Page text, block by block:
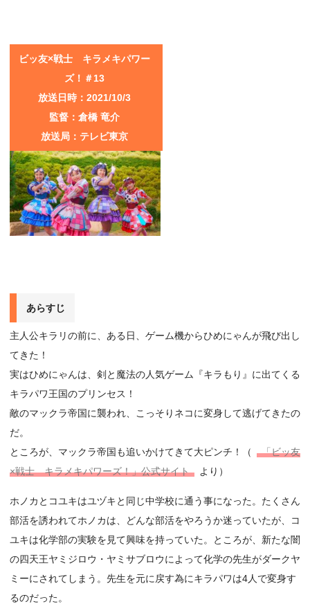
ビッ友×戦士 キラメキパワー
ズ！＃13
放送日時：2021/10/3
監督：倉橋 竜介
放送局：テレビ東京
あらすじ
主人公キラリの前に、ある日、ゲーム機からひめにゃんが飛び出し
てきた！
実はひめにゃんは、剣と魔法の人気ゲーム『キラもり』に出てくる
キラパワ王国のプリンセス！
敵のマックラ帝国に襲われ、こっそりネコに変身して逃げてきたの
だ。
ところが、マックラ帝国も追いかけてきて大ピンチ！（
「ビッ友
×戦士 キラメキパワーズ！」公式サイト
より）
ホノカとコユキはユヅキと同じ中学校に通う事になった。たくさん
部活を誘われてホノカは、どんな部活をやろうか迷っていたが、コ
ユキは化学部の実験を見て興味を持っていた。ところが、新たな闇
の四天王ヤミジロウ・ヤミサブロウによって化学の先生がダークヤ
ミーにされてしまう。先生を元に戻す為にキラパワは4人で変身す
るのだった。